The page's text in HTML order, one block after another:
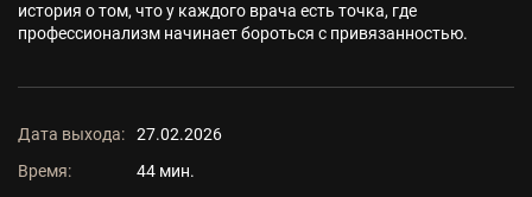
история о том, что у каждого врача есть точка, где
профессионализм начинает бороться с привязанностью.
Дата выхода:
27.02.2026
Время:
44 мин.